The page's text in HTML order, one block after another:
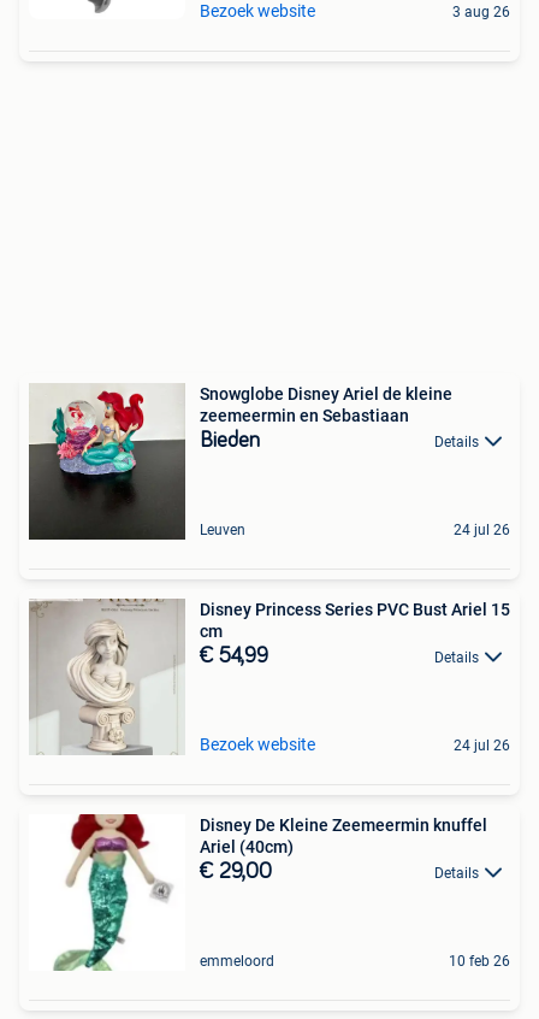
Bezoek website 3 aug 26
Snowglobe Disney Ariel de kleine
zeemeermin en Sebastiaan
Bieden Details
Leuven 24 jul 26
Disney Princess Series PVC Bust Ariel 15
cm
€ 54,99 Details
Bezoek website 24 jul 26
Disney De Kleine Zeemeermin knuffel
Ariel (40cm)
€ 29,00 Details
emmeloord 10 feb 26